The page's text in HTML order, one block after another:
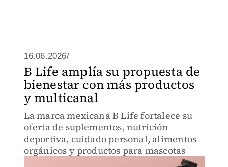
16.06.2026/
B Life amplía su propuesta de
bienestar con más productos
y multicanal
La marca mexicana B Life fortalece su
oferta de suplementos, nutrición
deportiva, cuidado personal, alimentos
orgánicos y productos para mascotas